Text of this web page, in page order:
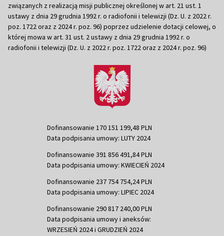
związanych z realizacją misji publicznej określonej w art. 21 ust. 1
ustawy z dnia 29 grudnia 1992 r. o radiofonii i telewizji (Dz. U. z 2022 r.
poz. 1722 oraz z 2024 r. poz. 96) poprzez udzielenie dotacji celowej, o
której mowa w art. 31 ust. 2 ustawy z dnia 29 grudnia 1992 r. o
radiofonii i telewizji (Dz. U. z 2022 r. poz. 1722 oraz z 2024 r. poz. 96)
Dofinansowanie 170 151 199,48 PLN
Data podpisania umowy: LUTY 2024
Dofinansowanie 391 856 491,84 PLN
Data podpisania umowy: KWIECIEŃ 2024
Dofinansowanie 237 754 754,24 PLN
Data podpisania umowy: LIPIEC 2024
Dofinansowanie 290 817 240,00 PLN
Data podpisania umowy i aneksów:
WRZESIEŃ 2024 i GRUDZIEŃ 2024